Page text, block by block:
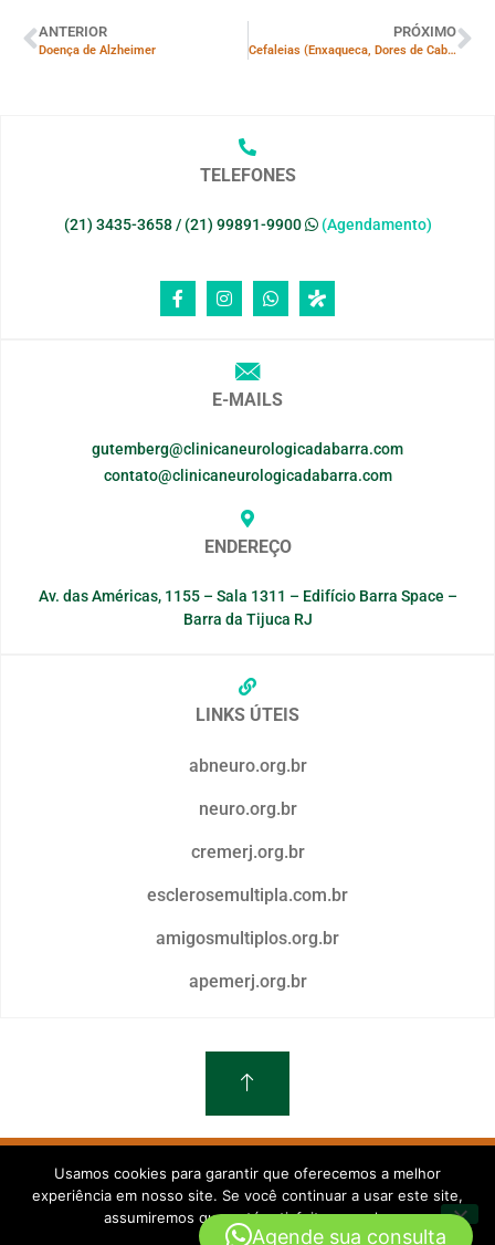
ANTERIOR
Doença de Alzheimer
PRÓXIMO
Cefaleias (Enxaqueca, Dores de Cabeça em geral)
TELEFONES
(21) 3435-3658/ (21) 99891-9900 (Agendamento)
E-MAILS
gutemberg@clinicaneurologicadabarra.com
contato@clinicaneurologicadabarra.com
ENDEREÇO
Av. das Américas, 1155 – Sala 1311 – Edifício Barra Space –
Barra da Tijuca RJ
LINKS ÚTEIS
abneuro.org.br
neuro.org.br
cremerj.org.br
esclerosemultipla.com.br
amigosmultiplos.org.br
apemerj.org.br
Agende sua consulta
Usamos cookies para garantir que oferecemos a melhor
experiência em nosso site. Se você continuar a usar este site,
assumiremos que está satisfeito com ele.